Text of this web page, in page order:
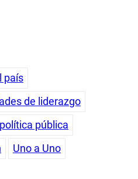
país
de liderazgo
política pública
Uno a Uno